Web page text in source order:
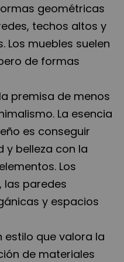
geométricas
techos altos y
Los muebles suelen
de formas
premisa de menos
La esencia
es conseguir
y belleza con la
Los
las paredes
y espacios
estilo que valora la
de materiales